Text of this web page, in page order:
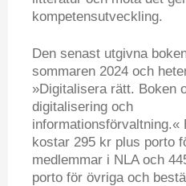
kompetensutveckling.
Den senast utgivna
sommaren 2024 och
»Digitalisera rätt. Boken
digitalisering och
informationsförvaltning.«
kostar 295 kr plus porto
medlemmar i NLA och
porto för övriga och